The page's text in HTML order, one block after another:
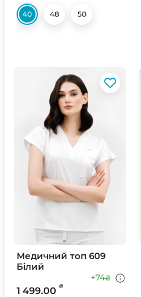
40 48 50
Медичний топ 609
Білий
1 499.00 ₴
+74₴